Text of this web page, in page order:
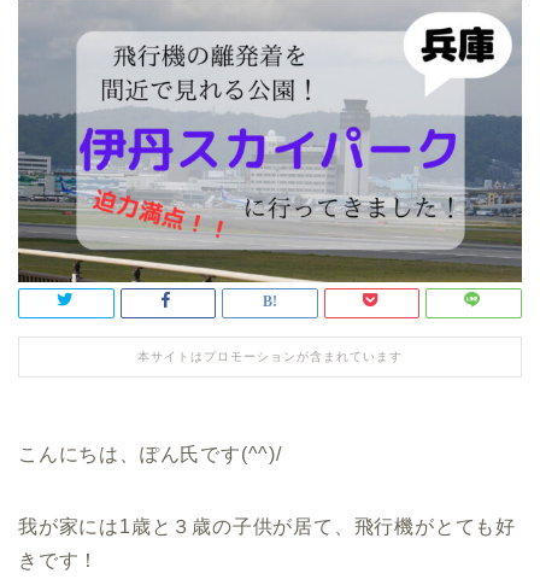
本サイトはプロモーションが含まれています
こんにちは、ぽん氏です(^^)/
我が家には1歳と３歳の子供が居て、飛行機がとても好
きです！